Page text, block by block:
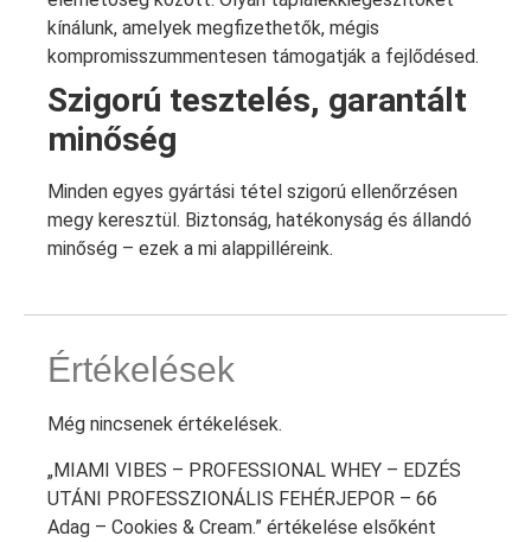
kínálunk, amelyek megfizethetők, mégis
kompromisszummentesen támogatják a fejlődésed.
Szigorú tesztelés, garantált
minőség
Minden egyes gyártási tétel szigorú ellenőrzésen
megy keresztül. Biztonság, hatékonyság és állandó
minőség – ezek a mi alappilléreink.
Értékelések
Még nincsenek értékelések.
„MIAMI VIBES – PROFESSIONAL WHEY – EDZÉS
UTÁNI PROFESSZIONÁLIS FEHÉRJEPOR – 66
Adag – Cookies & Cream.” értékelése elsőként